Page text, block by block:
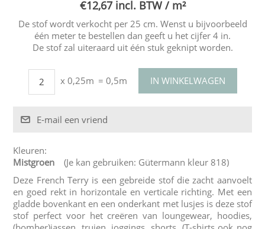
€12,67 incl. BTW / m²
De stof wordt verkocht per 25 cm. Wenst u bijvoorbeeld
één meter te bestellen dan geeft u het cijfer 4 in.
De stof zal uiteraard uit één stuk geknipt worden.
x 0,25m = 0,5m
Kleuren:
Mistgroen (Je kan gebruiken: Gütermann kleur 818)
Deze French Terry is een gebreide stof die zacht aanvoelt
en goed rekt in horizontale en verticale richting. Met een
gladde bovenkant en een onderkant met lusjes is deze stof
stof perfect voor het creëren van loungewear, hoodies,